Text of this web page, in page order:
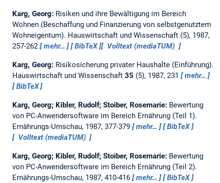
Karg, Georg: Risiken und ihre Bewältigung im Bereich
Wohnen (Beschaffung und Finanzierung von selbstgenutztem
Wohneigentum). Hauswirtschaft und Wissenschaft (5), 1987,
257-262
mehr… BibTeX Volltext (mediaTUM)
Karg, Georg: Risikosicherung privater Haushalte (Einführung).
Hauswirtschaft und Wissenschaft 35 (5), 1987, 231
mehr…
BibTeX
Karg, Georg; Kibler, Rudolf; Stoiber, Rosemarie: Bewertung
von PC-Anwendersoftware im Bereich Ernährung (Teil 1).
Ernährungs-Umschau, 1987, 377-379
mehr…
BibTeX
Volltext (mediaTUM)
Karg, Georg; Kibler, Rudolf; Stoiber, Rosemarie: Bewertung
von PC-Anwendersoftware im Bereich Ernährung (Teil 2).
Ernährungs-Umschau, 1987, 410-416
mehr…
BibTeX